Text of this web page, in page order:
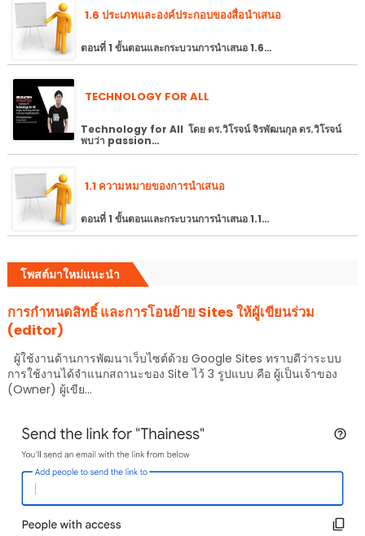
1.6 ประเภทและองค์ประกอบของสื่อนำเสนอ
ตอนที่ 1 ขั้นตอนและกระบวนการนำเสนอ 1.6…
TECHNOLOGY FOR ALL
Technology for All โดย ดร.วิโรจน์ จิรพัฒนกุล ดร.วิโรจน์
พบว่า passion…
1.1 ความหมายของการนำเสนอ
ตอนที่ 1 ขั้นตอนและกระบวนการนำเสนอ 1.1…
โพสต์มาใหม่แนะนำ
การกำหนดสิทธิ์ และการโอนย้าย Sites ให้ผู้เขียนร่วม
(editor)
ผู้ใช้งานด้านการพัฒนาเว็บไซต์ด้วย Google Sites ทราบดีว่าระบบ
การใช้งานได้จำแนกสถานะของ Site ไว้ 3 รูปแบบ คือ ผู้เป็นเจ้าของ
(Owner) ผู้เขีย...